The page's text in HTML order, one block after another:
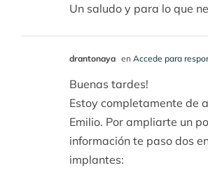
Un saludo y para lo que
drantonaya en Accede para
Buenas tardes!
Estoy completamente de
Emilio. Por ampliarte un
información te paso dos
implantes: